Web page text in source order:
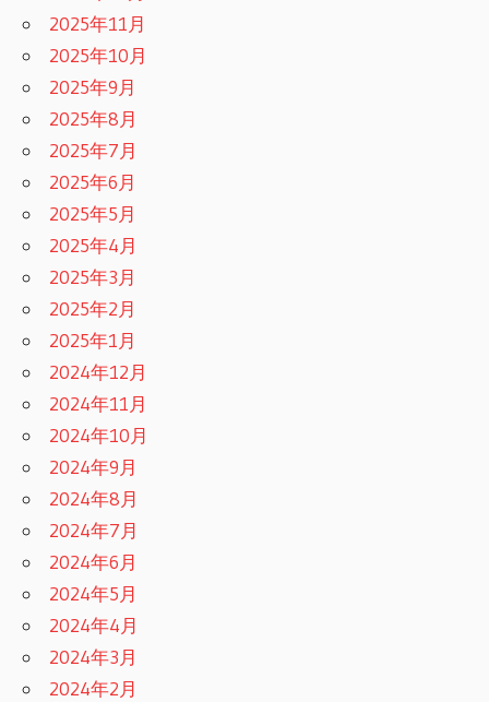
2025年11月
2025年10月
2025年9月
2025年8月
2025年7月
2025年6月
2025年5月
2025年4月
2025年3月
2025年2月
2025年1月
2024年12月
2024年11月
2024年10月
2024年9月
2024年8月
2024年7月
2024年6月
2024年5月
2024年4月
2024年3月
2024年2月